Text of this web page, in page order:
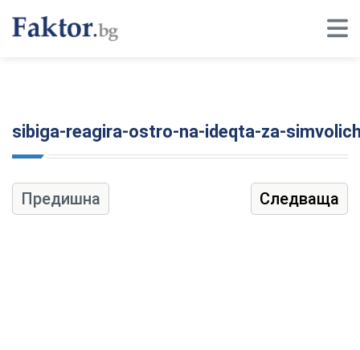
sibiga-reagira-ostro-na-ideqta-za-
Предишна Следваща